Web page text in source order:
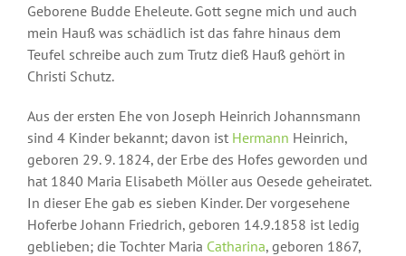
Geborene Budde Eheleute. Gott segne mich und auch
mein Hauß was schädlich ist das fahre hinaus dem
Teufel schreibe auch zum Trutz dieß Hauß gehört in
Christi Schutz.
Aus der ersten Ehe von Joseph Heinrich Johannsmann
sind 4 Kinder bekannt; davon ist Hermann Heinrich,
geboren 29. 9. 1824, der Erbe des Hofes geworden und
hat 1840 Maria Elisabeth Möller aus Oesede geheiratet.
In dieser Ehe gab es sieben Kinder. Der vorgesehene
Hoferbe Johann Friedrich, geboren 14.9.1858 ist ledig
geblieben; die Tochter Maria Catharina, geboren 1867,